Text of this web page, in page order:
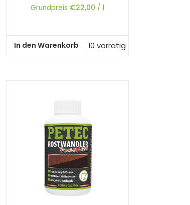
Grundpreis €22,00 / l
In den Warenkorb 10 vorrätig